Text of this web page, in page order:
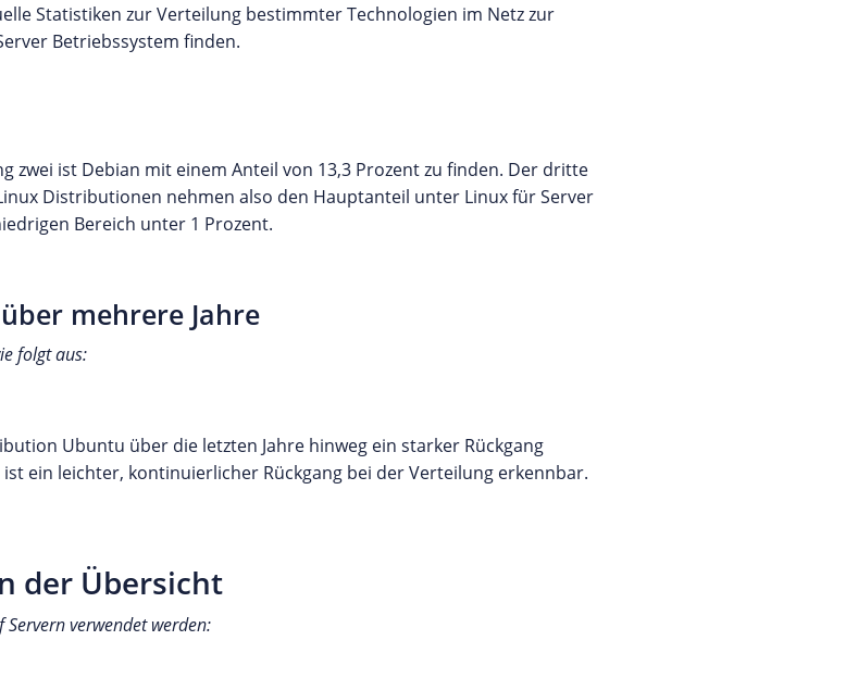
Statistiken zur Verteilung bestimmter Technologien im Netz zur
Betriebssystem finden.
zwei ist Debian mit einem Anteil von 13,3 Prozent zu finden. Der dritte
Distributionen nehmen also den Hauptanteil unter Linux für Server
Bereich unter 1 Prozent.
mehrere Jahre
folgt aus:
Ubuntu über die letzten Jahre hinweg ein starker Rückgang
ein leichter, kontinuierlicher Rückgang bei der Verteilung erkennbar.
der Übersicht
verwendet werden: